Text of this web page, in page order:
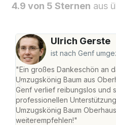
4.9 von 5 Sternen aus
Ulrich Gerste
ist nach Genf
"Ein großes Dankeschön an
Umzugskönig Baum aus
Genf verlief reibungslos und
professionellen
Umzugskönig Baum
weiterempfehlen!"